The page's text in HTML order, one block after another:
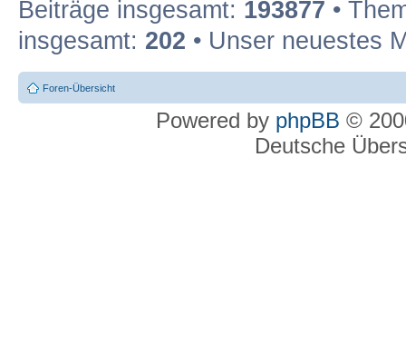
Beiträge insgesamt: 193877 •
insgesamt: 202 • Unser neuestes
Foren-Übersicht
Powered by phpBB ©
Deutsche